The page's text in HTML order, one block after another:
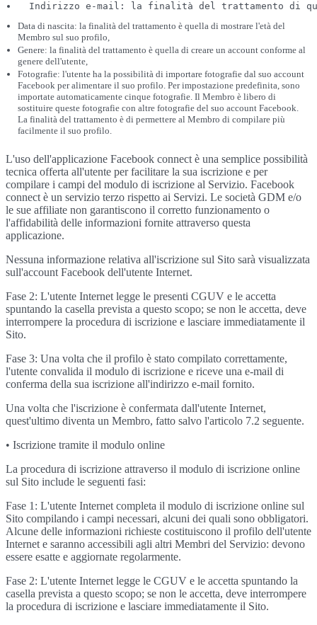
Indirizzo e-mail: la finalità del trattamento di
Data di nascita: la finalità del trattamento è quella di mostrare l'età del
Membro sul suo profilo,
Genere: la finalità del trattamento è quella di creare un account conforme al
genere dell'utente,
Fotografie: l'utente ha la possibilità di importare fotografie dal suo account
Facebook per alimentare il suo profilo. Per impostazione predefinita, sono
importate automaticamente cinque fotografie. Il Membro è libero di
sostituire queste fotografie con altre fotografie del suo account Facebook.
La finalità del trattamento è di permettere al Membro di compilare più
facilmente il suo profilo.
L'uso dell'applicazione Facebook connect è una semplice possibilità
tecnica offerta all'utente per facilitare la sua iscrizione e per
compilare i campi del modulo di iscrizione al Servizio. Facebook
connect è un servizio terzo rispetto ai Servizi. Le società GDM e/o
le sue affiliate non garantiscono il corretto funzionamento o
l'affidabilità delle informazioni fornite attraverso questa
applicazione.
Nessuna informazione relativa all'iscrizione sul Sito sarà visualizzata
sull'account Facebook dell'utente Internet.
Fase 2: L'utente Internet legge le presenti CGUV e le accetta
spuntando la casella prevista a questo scopo; se non le accetta, deve
interrompere la procedura di iscrizione e lasciare immediatamente il
Sito.
Fase 3: Una volta che il profilo è stato compilato correttamente,
l'utente convalida il modulo di iscrizione e riceve una e-mail di
conferma della sua iscrizione all'indirizzo e-mail fornito.
Una volta che l'iscrizione è confermata dall'utente Internet,
quest'ultimo diventa un Membro, fatto salvo l'articolo 7.2 seguente.
• Iscrizione tramite il modulo online
La procedura di iscrizione attraverso il modulo di iscrizione online
sul Sito include le seguenti fasi:
Fase 1: L'utente Internet completa il modulo di iscrizione online sul
Sito compilando i campi necessari, alcuni dei quali sono obbligatori.
Alcune delle informazioni richieste costituiscono il profilo dell'utente
Internet e saranno accessibili agli altri Membri del Servizio: devono
essere esatte e aggiornate regolarmente.
Fase 2: L'utente Internet legge le CGUV e le accetta spuntando la
casella prevista a questo scopo; se non le accetta, deve interrompere
la procedura di iscrizione e lasciare immediatamente il Sito.